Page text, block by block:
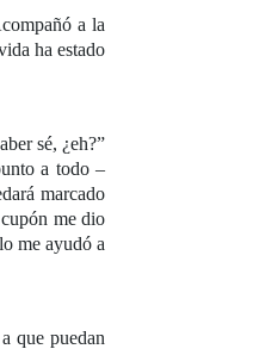
a la
ha estado
sé, ¿eh?”
a todo –
marcado
me dio
me ayudó a
que puedan